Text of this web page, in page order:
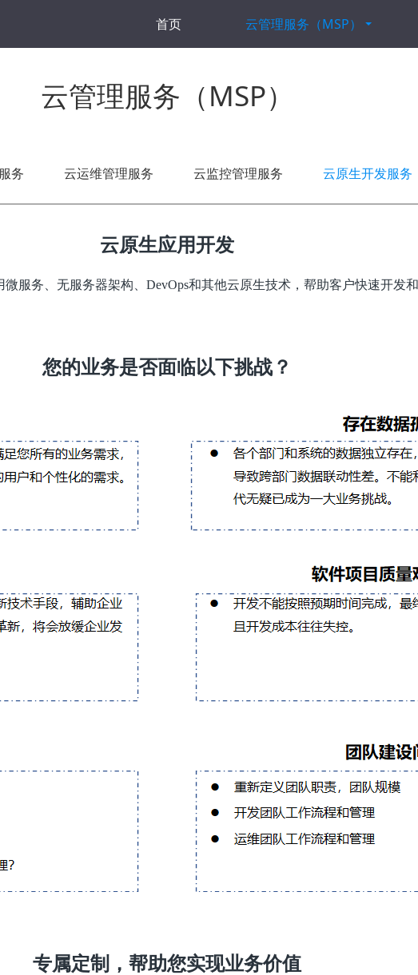
首页 云管理服务（MSP）
云管理服务（MSP）
务 云运维管理服务 云监控管理服务 云原生开发服务
云原生应用开发
服务、无服务器架构、DevOps和其他云原生技术，帮助客户快速开发
您的业务是否面临以下挑战？
专属定制，帮助您实现业务价值